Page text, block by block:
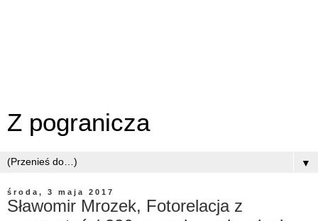
Z pogranicza
▼
środa, 3 maja 2017
Sławomir Mrozek, Fotorelacja z